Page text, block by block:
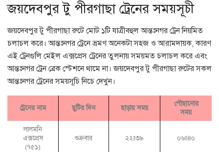
জয়দেবপুর টু পীরগাছা ট্রেনের সময়সূচী
জয়দেবপুর টু পীরগাছা রুটে মোট ১টি যাত্রীবহুল আন্তঃনগর ট্রেন নিয়মিত
চলাচল করে। আন্তঃনগর ট্রেনে ভ্রমণ অনেকটা সহজ ও আরামদায়ক, কারণ
এই ট্রেনগুলি মেইল এক্সপ্রেস ট্রেনের তুলনায় সময়মত চলাচল করে এবং
আন্তঃনগর ট্রেন ব্রেক স্টেশনে থামে না। জয়দেবপুর টু পীরগাছা রুটের সকল
আন্তঃনগর ট্রেনের সময়সূচি নিচে দেখুন।
ট্রেনের নাম ছুটির দিন ছাড়ায় সময়
পৌছানোর
সময়
লালমনি
এক্সপ্রেস
(৭৫১)
শুক্রবার ২২ঃ৩৯ ০৬ঃ৪০